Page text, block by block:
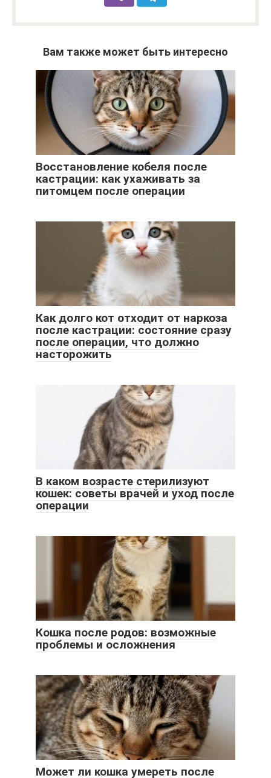
Вам также может быть интересно
Восстановление кобеля после
кастрации: как ухаживать за
питомцем после операции
Как долго кот отходит от наркоза
после кастрации: состояние сразу
после операции, что должно
насторожить
В каком возрасте стерилизуют
кошек: советы врачей и уход после
операции
Кошка после родов: возможные
проблемы и осложнения
Может ли кошка умереть после